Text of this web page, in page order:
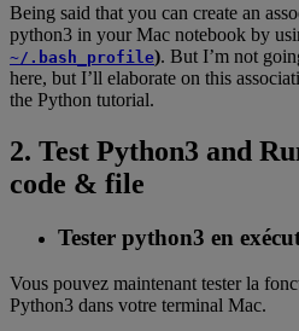
Being said that you can create an
python3 in your Mac notebook by
~/.bash_profile). But I’m not
here, but I’ll elaborate on this
the Python tutorial.
2. Test Python3 and
code & file
Tester python3 en
Vous pouvez maintenant tester la
Python3 dans votre terminal Mac.